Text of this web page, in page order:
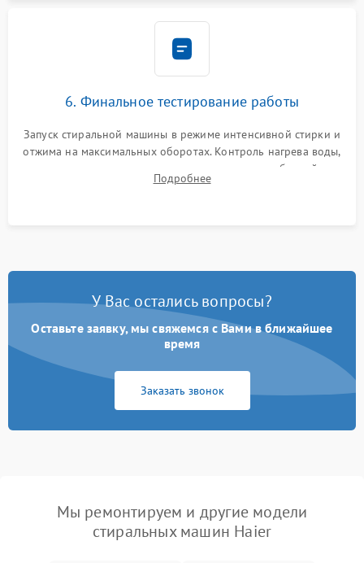
6. Финальное тестирование работы
Запуск стиральной машины в режиме интенсивной стирки и
отжима на максимальных оборотах. Контроль нагрева воды,
корректности слива, отсутствия излишних вибраций,
посторонних стуков и протечек под корпусом.
Подробнее
У Вас остались вопросы?
Оставьте заявку, мы свяжемся с Вами в ближайшее
время
Заказать звонок
Мы ремонтируем и другие модели
стиральных машин Haier